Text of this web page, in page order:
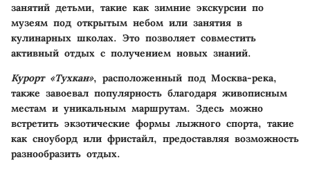
занятий детьми, такие как зимние экскурсии по
музеям под открытым небом или занятия в
кулинарных школах. Это позволяет совместить
активный отдых с получением новых знаний.
Курорт «Тухкан», расположенный под Москва-река,
также завоевал популярность благодаря живописным
местам и уникальным маршрутам. Здесь можно
встретить экзотические формы лыжного спорта, такие
как сноуборд или фристайл, предоставляя возможность
разнообразить отдых.